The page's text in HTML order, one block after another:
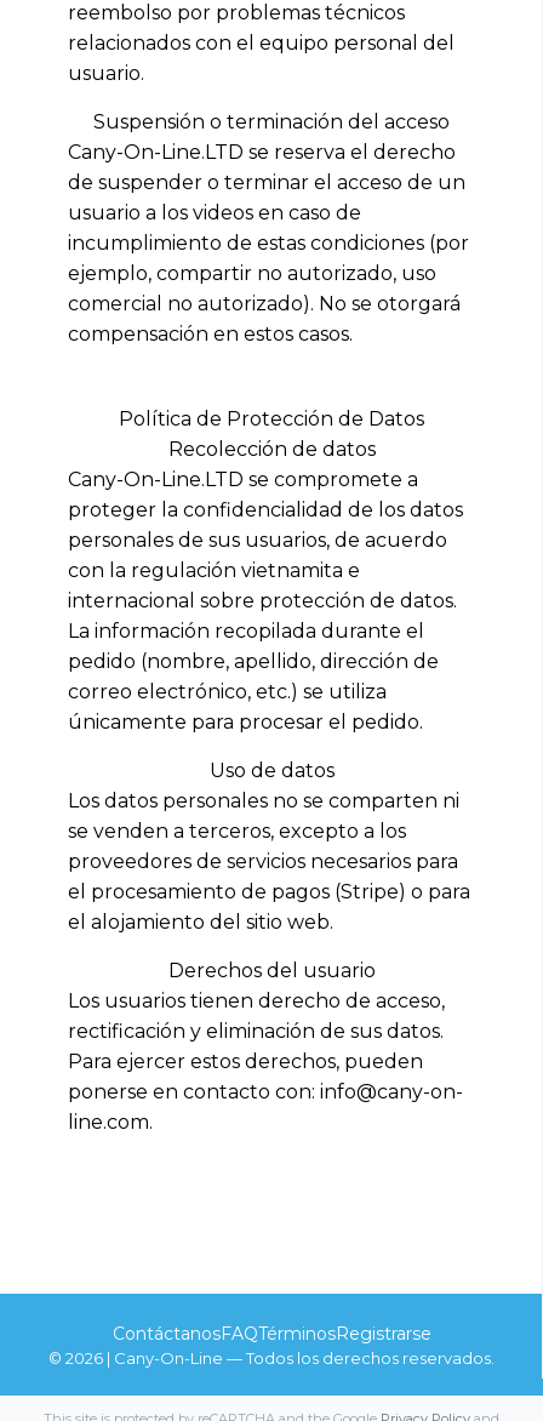
reembolso por problemas técnicos
relacionados con el equipo personal del
usuario.
Suspensión o terminación del acceso
Cany-On-Line.LTD se reserva el derecho
de suspender o terminar el acceso de un
usuario a los videos en caso de
incumplimiento de estas condiciones (por
ejemplo, compartir no autorizado, uso
comercial no autorizado). No se otorgará
compensación en estos casos.
Política de Protección de Datos
Recolección de datos
Cany-On-Line.LTD se compromete a
proteger la confidencialidad de los datos
personales de sus usuarios, de acuerdo
con la regulación vietnamita e
internacional sobre protección de datos.
La información recopilada durante el
pedido (nombre, apellido, dirección de
correo electrónico, etc.) se utiliza
únicamente para procesar el pedido.
Uso de datos
Los datos personales no se comparten ni
se venden a terceros, excepto a los
proveedores de servicios necesarios para
el procesamiento de pagos (Stripe) o para
el alojamiento del sitio web.
Derechos del usuario
Los usuarios tienen derecho de acceso,
rectificación y eliminación de sus datos.
Para ejercer estos derechos, pueden
ponerse en contacto con: info@cany-on-
line.com.
© 2026 | Cany-On-Line — Todos los derechos reservados.
ContáctanosFAQTérminosRegistrarse